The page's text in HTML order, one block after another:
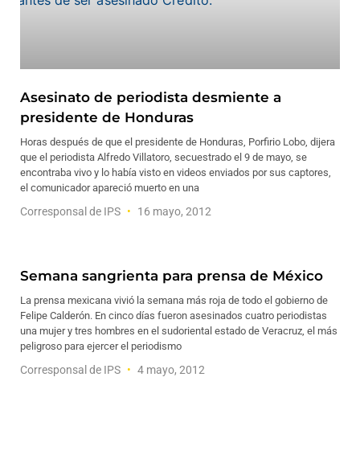
Asesinato de periodista desmiente a
presidente de Honduras
Horas después de que el presidente de Honduras, Porfirio Lobo, dijera
que el periodista Alfredo Villatoro, secuestrado el 9 de mayo, se
encontraba vivo y lo había visto en videos enviados por sus captores,
el comunicador apareció muerto en una
Corresponsal de IPS 16 mayo, 2012
Semana sangrienta para prensa de México
La prensa mexicana vivió la semana más roja de todo el gobierno de
Felipe Calderón. En cinco días fueron asesinados cuatro periodistas
una mujer y tres hombres en el sudoriental estado de Veracruz, el más
peligroso para ejercer el periodismo
Corresponsal de IPS 4 mayo, 2012